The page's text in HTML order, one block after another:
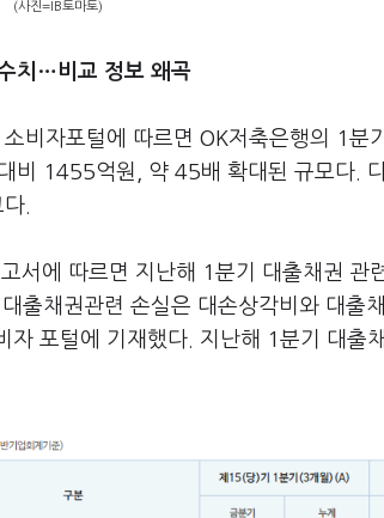
(사진=IB토마토)
치…비교 정보 왜곡
비자포털에 따르면 OK저축은행의 1
비 1455억원, 약 45배 확대된 규모다.
.
서에 따르면 지난해 1분기 대출채권
출채권관련 손실은 대손상각비와 대출
자 포털에 기재했다. 지난해 1분기 대